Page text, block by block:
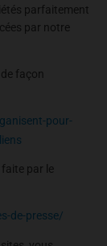
parfaitement
par notre
façon
pour-
faite par le
de-presse/